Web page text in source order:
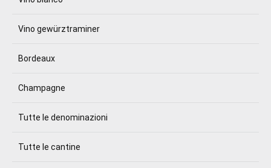
Vino gewürztraminer
Bordeaux
Champagne
Tutte le denominazioni
Tutte le cantine